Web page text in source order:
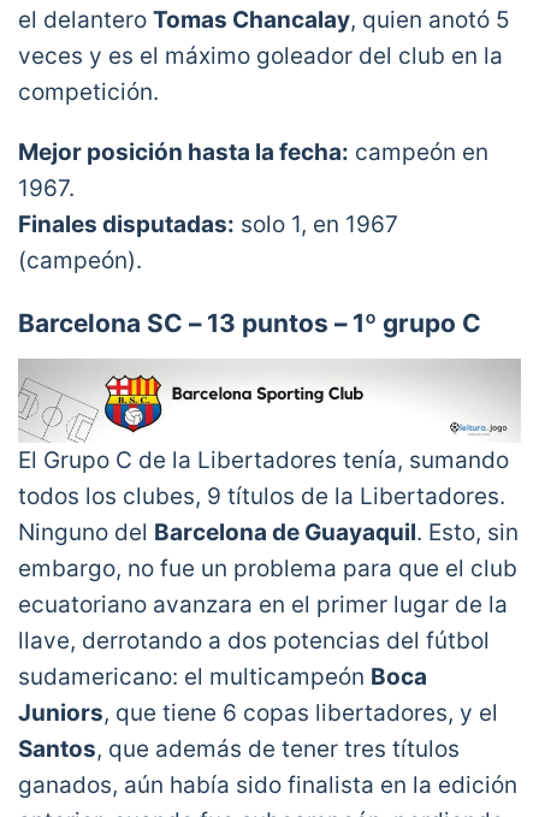
el delantero Tomas Chancalay, quien anotó 5
veces y es el máximo goleador del club en la
competición.
Mejor posición hasta la fecha: campeón en
1967.
Finales disputadas: solo 1, en 1967
(campeón).
Barcelona SC – 13 puntos –1º grupo C
El Grupo C de la Libertadores tenía, sumando
todos los clubes, 9 títulos de la Libertadores.
Ninguno del Barcelona de Guayaquil. Esto, sin
embargo, no fue un problema para que el club
ecuatoriano avanzara en el primer lugar de la
llave, derrotando a dos potencias del fútbol
sudamericano: el multicampeón Boca
Juniors, que tiene 6 copas libertadores, y el
Santos, que además de tener tres títulos
ganados, aún había sido finalista en la edición